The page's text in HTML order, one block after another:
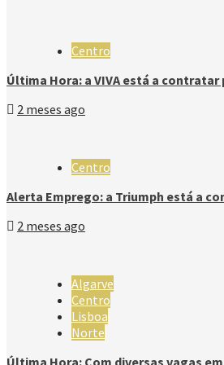
Centro
Última Hora: a VIVA está a contratar
2 meses ago
Centro
Alerta Emprego: a Triumph está a
2 meses ago
Algarve
Centro
Lisboa
Norte
Última Hora: Com diversas vagas